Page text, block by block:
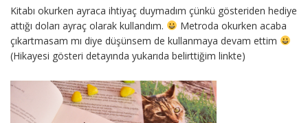
Kitabı okurken ayraca ihtiyaç duymadım çünkü gösteriden hediye
attığı doları ayraç olarak kullandım.
Metroda okurken acaba
çıkartmasam mı diye düşünsem de kullanmaya devam ettim
(Hikayesi gösteri detayında yukarıda belirttiğim linkte)